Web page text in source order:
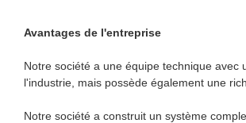
Avantages de l'entreprise
Notre société a une équipe technique
l'industrie, mais possède également une
Notre société a construit un système